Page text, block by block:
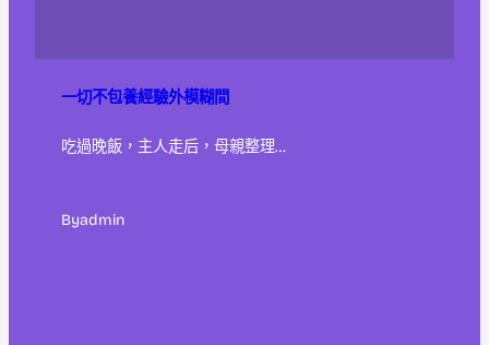
一切不包養經驗外模糊間
吃過晚飯，主人走后，母親整理…
Byadmin